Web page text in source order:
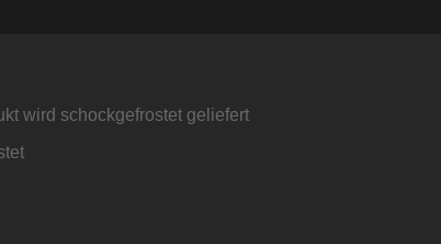
wird schockgefrostet geliefert